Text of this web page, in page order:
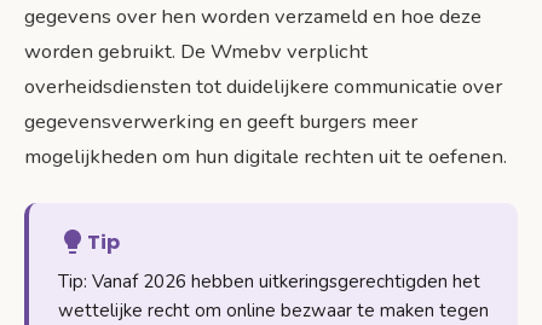
gegevens over hen worden verzameld en hoe deze
worden gebruikt. De Wmebv verplicht
overheidsdiensten tot duidelijkere communicatie over
gegevensverwerking en geeft burgers meer
mogelijkheden om hun digitale rechten uit te oefenen.
Tip
Tip: Vanaf 2026 hebben uitkeringsgerechtigden het
wettelijke recht om online bezwaar te maken tegen